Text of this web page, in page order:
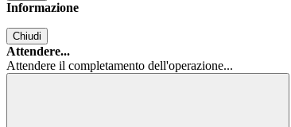
Informazione
Chiudi
Attendere...
Attendere il completamento dell'operazione...